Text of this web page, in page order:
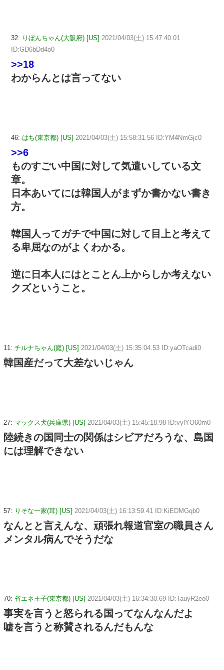
32: りぼんちゃん(大阪府) [US] 2021/04/03(土) 15:47:40.01
ID:GD6bDd4o0
>>18
わからんとは言ってない
46: はち(東京都) [US] 2021/04/03(土) 15:58:31.56 ID:YM4NmGjc0
>>6
ものすごい中国に対して気遣いしている文
章。
日本あいてには韓国人がまずか書かない書き
方。
韓国人ってガチで中国に対して目上と考えて
る卑屈なのがよくわかる。
逆に日本人にはとことん上からしか考えない
クズということ。
11: チルナちゃん(庭) [US] 2021/04/03(土) 15:35:04.53 ID:yaOTcadi0
韓国産だって大差ないじゃん
27: マックス犬(兵庫県) [US] 2021/04/03(土) 15:45:18.98 ID:vylYO60m0
陸続きの国同士の関係はシビアだろうな、島国
には理解できない
57: りそな一家(茸) [US] 2021/04/03(土) 16:13:59.41 ID:KiEDMGqb0
なんとと言えんな、頑張れ報道官室の職員さん
メンタル病んでそうだな
70: 省エネ王子(東京都) [US] 2021/04/03(土) 16:34:30.69 ID:TauyR2eo0
事実を言うと怒られる国ってなんなんだよ
嘘を言うと称賛されるんだもんな